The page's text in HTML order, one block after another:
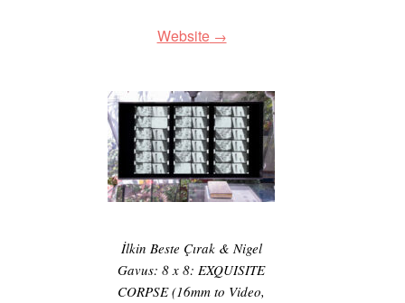
Website
İlkin Beste Çırak & Nigel
Gavus: 8 x 8: EXQUISITE
CORPSE (16mm to Video,